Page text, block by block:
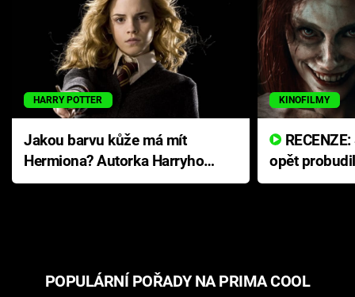
HARRY POTTER
Jakou barvu kůže má mít
Hermiona? Autorka Harryho
Pottera přišla s ráznou
KINOFILMY
opět
přichází s
POPULÁRNÍ POŘADY NA PRIMA COOL